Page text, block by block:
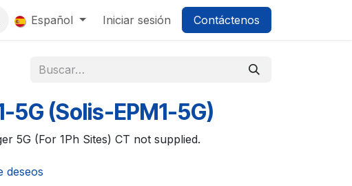
0 Español Iniciar sesión Contáctenos
5G (Solis-EPM1-5G)
5G (For 1Ph Sites) CT not supplied.
deseos